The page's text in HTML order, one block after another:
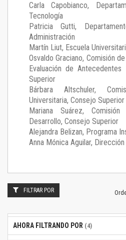
Carla Capobianco,
Tecnología
Patricia Gutti,
Administración
Martín Liut, Escuela
Osvaldo Graciano, Comisión
Evaluación de
Superior
Bárbara Altschuler,
Universitaria, Consejo Superior
Mariana Suárez, Comisión
Desarrollo, Consejo Superior
Alejandra Belizan, Programa
Anna Mónica Aguilar,
FILTRAR POR
AHORA FILTRANDO POR